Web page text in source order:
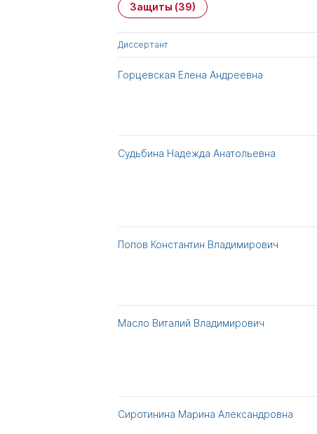
Защиты (39)
Диссертант
Горцевская Елена Андреевна
Судьбина Надежда Анатольевна
Попов Константин Владимирович
Масло Виталий Владимирович
Сиротинина Марина Александровна